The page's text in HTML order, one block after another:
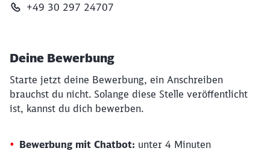
+49 30 297 24707
Deine Bewerbung
Starte jetzt deine Bewerbung, ein Anschreiben
brauchst du nicht. Solange diese Stelle veröffentlicht
ist, kannst du dich bewerben.
Bewerbung mit Chatbot: unter 4 Minuten